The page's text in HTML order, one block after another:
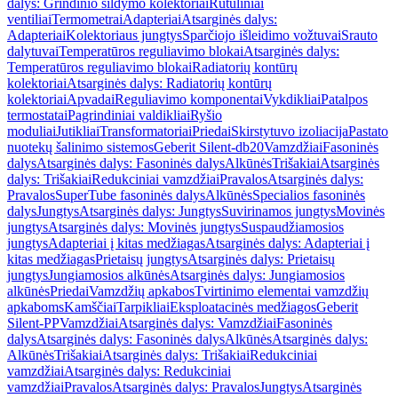
dalys: Grindinio šildymo kolektoriaiRutuliniai
ventiliaiTermometraiAdapteriaiAtsarginės dalys:
AdapteriaiKolektoriaus jungtysSparčiojo išleidimo vožtuvaiSrauto
dalytuvaiTemperatūros reguliavimo blokaiAtsarginės dalys:
Temperatūros reguliavimo blokaiRadiatorių kontūrų
kolektoriaiAtsarginės dalys: Radiatorių kontūrų
kolektoriaiApvadaiReguliavimo komponentaiVykdikliaiPatalpos
termostataiPagrindiniai valdikliaiRyšio
moduliaiJutikliaiTransformatoriaiPriedaiSkirstytuvo izoliacijaPastato
nuotekų šalinimo sistemosGeberit Silent-db20VamzdžiaiFasoninės
dalysAtsarginės dalys: Fasoninės dalysAlkūnėsTrišakiaiAtsarginės
dalys: TrišakiaiRedukciniai vamzdžiaiPravalosAtsarginės dalys:
PravalosSuperTube fasoninės dalysAlkūnėsSpecialios fasoninės
dalysJungtysAtsarginės dalys: JungtysSuvirinamos jungtysMovinės
jungtysAtsarginės dalys: Movinės jungtysSuspaudžiamosios
jungtysAdapteriai į kitas medžiagasAtsarginės dalys: Adapteriai į
kitas medžiagasPrietaisų jungtysAtsarginės dalys: Prietaisų
jungtysJungiamosios alkūnėsAtsarginės dalys: Jungiamosios
alkūnėsPriedaiVamzdžių apkabosTvirtinimo elementai vamzdžių
apkabomsKamščiaiTarpikliaiEksploatacinės medžiagosGeberit
Silent-PPVamzdžiaiAtsarginės dalys: VamzdžiaiFasoninės
dalysAtsarginės dalys: Fasoninės dalysAlkūnėsAtsarginės dalys:
AlkūnėsTrišakiaiAtsarginės dalys: TrišakiaiRedukciniai
vamzdžiaiAtsarginės dalys: Redukciniai
vamzdžiaiPravalosAtsarginės dalys: PravalosJungtysAtsarginės